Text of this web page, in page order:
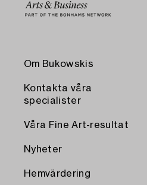
Om Bukowskis
Kontakta våra
specialister
Våra Fine Art-resultat
Nyheter
Hemvärdering